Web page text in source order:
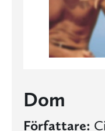
Dom
Författare: